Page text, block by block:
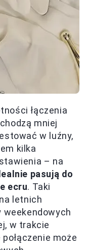
łączenia
mniej
w luźny,
kilka
– na
pasują do
ecru. Taki
letnich
weekendowych
w trakcie
może